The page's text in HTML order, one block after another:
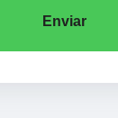
Enviar